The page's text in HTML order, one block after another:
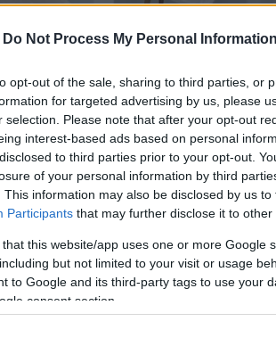
Do Not Process My Personal Information
opt-out of the sale, sharing to third parties, or
for targeted advertising by us, please
selection. Please note that after your opt-out
interest-based ads based on personal
to third parties prior to your opt-out.
of your personal information by third
This information may also be disclosed by us
Participants that may further disclose it to other
that this website/app uses one or more Google
but not limited to your visit or usage
to Google and its third-party tags to use your
consent section.
ενοικιαζόμενων δωματίων,
Παροικιάς και από τον παραλιακό
μιας και όλα τα δωμάτια είναι μέσα